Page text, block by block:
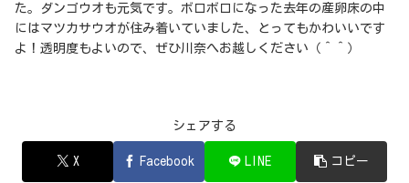
た。ダンゴウオも元気です。ボロボロになった去年の産卵床の中
にはマツカサウオが住み着いていました、とってもかわいいです
よ！透明度もよいので、ぜひ川奈へお越しください（＾＾）
シェアする
X Facebook LINE コピー